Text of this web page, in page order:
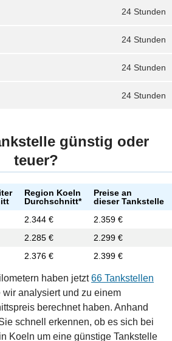
24 Stunden
24 Stunden
24 Stunden
24 Stunden
günstig oder
teuer?
Region Koeln
Durchschnitt*
Preise an
dieser Tankstelle
2.344 €
2.359 €
2.285 €
2.299 €
2.376 € 2.399 €
haben jetzt66 Tankstellen
analysiert und zu einem
berechnet haben. Anhand
schnell erkennen, ob es sich bei
Koeln um eine günstige Tankstelle